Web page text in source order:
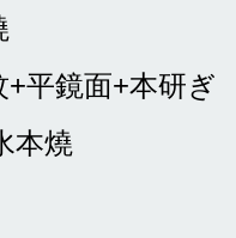
+平鏡面+本研ぎ
本燒